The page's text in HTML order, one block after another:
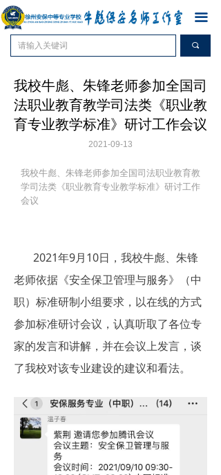
끀
网站首页
工作室动态
工作室概况
工作室运行
工作室荣誉展示
끠
我校牛彪、朱锋老师参加全国司
法职业教育教学司法类《职业教
育专业教学标准》研讨工作会议
2021年9月10日，我校牛彪、朱锋
老师依据《安全保卫管理与服务》（中
职）标准研制小组要求，以在线的方式
参加标准研讨会议，认真听取了各位专
家的发言和讲解，并在会议上发言，谈
了我校对该专业建设的建议和看法。
2021-09-13
我校牛彪、朱锋老师参加全国司法职业教育教
学司法类《职业教育专业教学标准》研讨工作
会议